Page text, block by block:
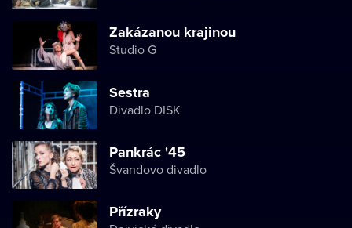
Zakázanou krajinou
Studio G
Sestra
Divadlo DISK
Pankrác '45
Švandovo divadlo
Přízraky